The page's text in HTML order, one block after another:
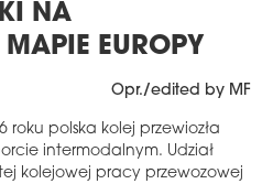
NA
EUROPY
Opr./edited by MF
roku polska kolej przewiozła
intermodalnym. Udział
kolejowej pracy przewozowej